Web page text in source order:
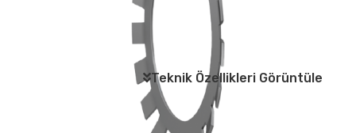
Teknik Özellikleri Görüntüle